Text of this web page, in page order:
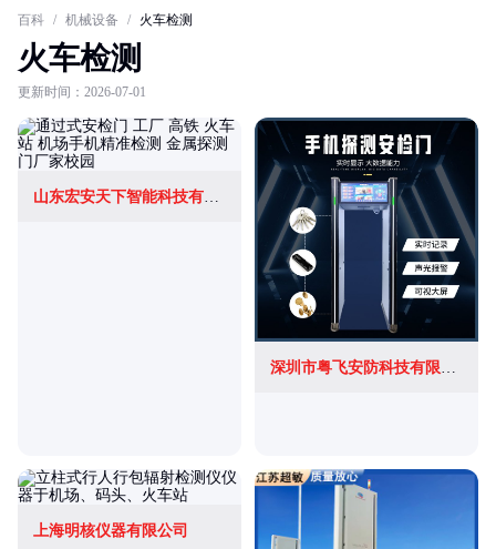
百科 / 机械设备 / 火车检测
火车检测
更新时间：2026-07-01
山东宏安天下智能科技有限公司
深圳市粤飞安防科技有限公司
上海明核仪器有限公司